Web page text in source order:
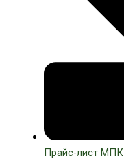
Прайс-лист МПК